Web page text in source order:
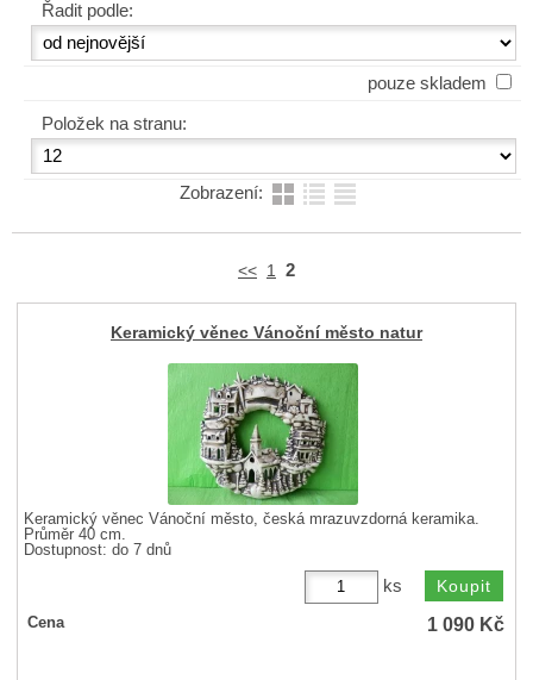
Řadit podle:
pouze skladem
Položek na stranu:
Zobrazení:
<< 1 2
Keramický věnec Vánoční město natur
Keramický věnec Vánoční město, česká mrazuvzdorná keramika.
Průměr 40 cm.
Dostupnost:do 7 dnů
ks
Cena 1 090 Kč